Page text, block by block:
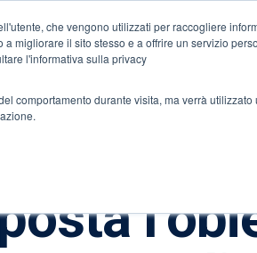
che vengono utilizzati per raccogliere
migliorare il sito stesso e a offrire un servizio
l'informativa sulla privacy
comportamento durante visita, ma verrà